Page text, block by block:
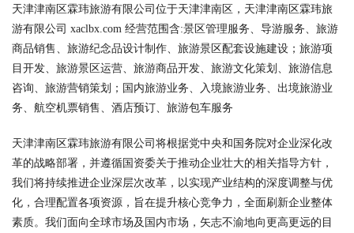
天津津南区霖玮旅游有限公司位于天津津南区，天津津南区霖玮旅
游有限公司 xaclbx.com 经营范围含:景区管理服务、导游服务、旅游
商品销售、旅游纪念品设计制作、旅游景区配套设施建设；旅游项
目开发、旅游景区运营、旅游商品开发、旅游文化策划、旅游信息
咨询、旅游营销策划；国内旅游业务、入境旅游业务、出境旅游业
务、航空机票销售、酒店预订、旅游包车服务
天津津南区霖玮旅游有限公司将根据党中央和国务院对企业深化改
革的战略部署，并遵循国资委关于推动企业壮大的相关指导方针，
我们将持续推进企业深层次改革，以实现产业结构的深度调整与优
化，合理配置各项资源，旨在提升核心竞争力，全面刷新企业整体
素质。我们面向全球市场及国内市场，矢志不渝地向更高更远的目